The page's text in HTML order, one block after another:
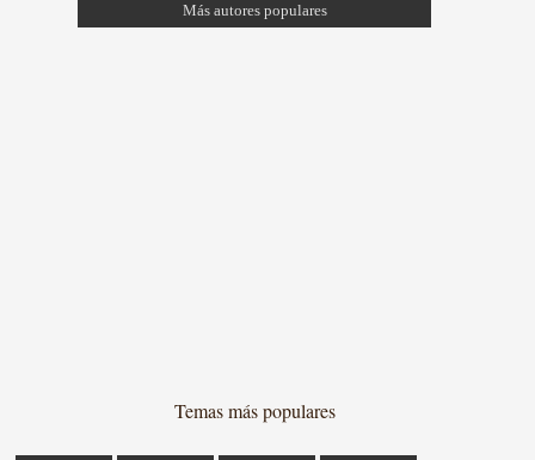
Más autores populares
Temas más populares